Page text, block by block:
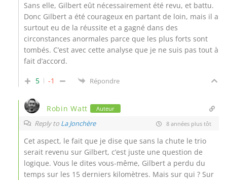
Sans elle, Gilbert eût nécessairement été revu, et battu.
Donc Gilbert a été courageux en partant de loin, mais il a
surtout eu de la réussite et a gagné dans des
circonstances anormales parce que les plus forts sont
tombés. C’est avec cette analyse que je ne suis pas tout à
fait d’accord.
5 -1 Répondre
Robin Watt Auteur
Reply to La Jonchère 8 années plus tôt
Cet aspect, le fait que je dise que sans la chute le trio
serait revenu sur Gilbert, c’est juste une question de
logique. Vous le dites vous-même, Gilbert a perdu du
temps sur les 15 derniers kilomètres. Mais sur qui ? Sur